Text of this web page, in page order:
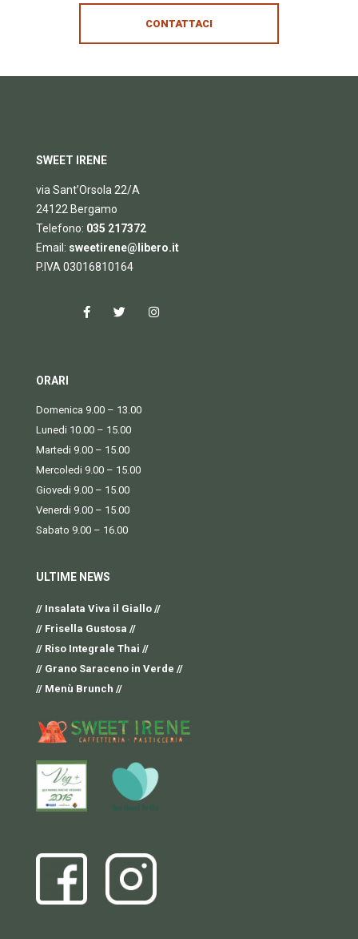
CONTATTACI
SWEET IRENE
via Sant’Orsola 22/A
24122 Bergamo
Telefono: 035 217372
Email: sweetirene@libero.it
P.IVA 03016810164
ORARI
Domenica 9.00 – 13.00
Lunedi 10.00 – 15.00
Martedi 9.00 – 15.00
Mercoledi 9.00 – 15.00
Giovedi 9.00 – 15.00
Venerdi 9.00 – 15.00
Sabato 9.00 – 16.00
ULTIME NEWS
// Insalata Viva il Giallo //
// Frisella Gustosa //
// Riso Integrale Thai //
// Grano Saraceno in Verde //
// Menù Brunch //